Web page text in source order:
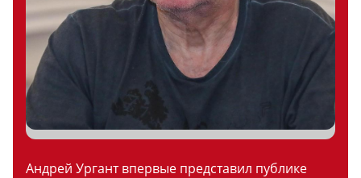
Андрей Ургант впервые представил публике